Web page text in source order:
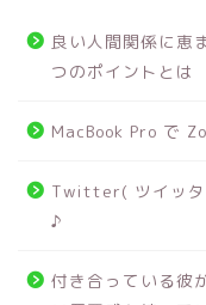
o
k
o
n
良い人間関係に恵
つのポイントとは
MacBook Pro で
Twitter( ツイッタ
♪
付き合っている彼